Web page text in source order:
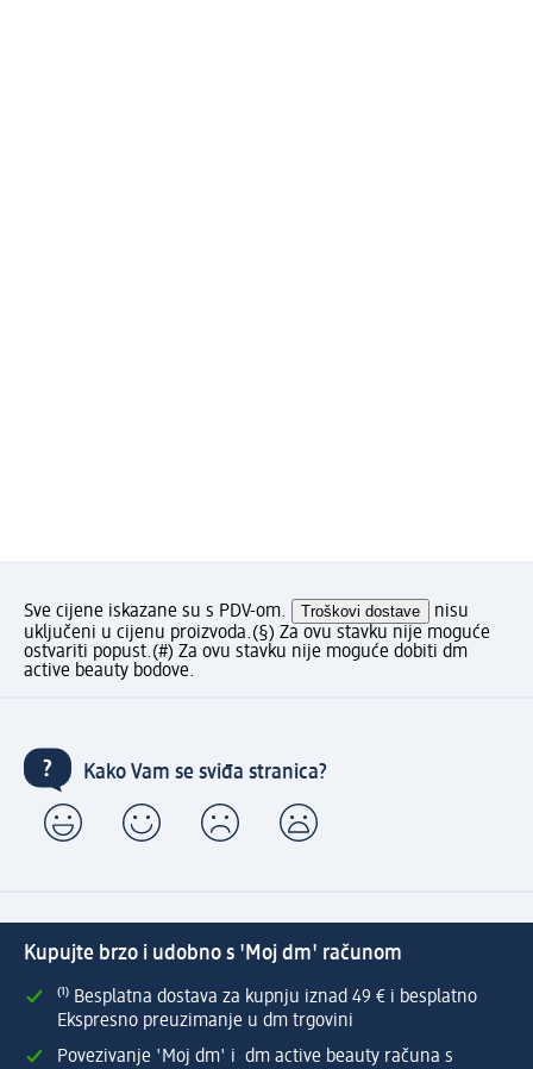
Sve cijene iskazane su s PDV-om. Troškovi dostave
nisu
uključeni u cijenu proizvoda.(§) Za ovu stavku nije moguće
ostvariti popust.(#) Za ovu stavku nije moguće dobiti dm
active beauty bodove.
Kako Vam se sviđa stranica?
Kupujte brzo i udobno s 'Moj dm' računom
⁽¹⁾ Besplatna dostava za kupnju iznad 49 € i besplatno
Ekspresno preuzimanje u dm trgovini
Povezivanje 'Moj dm' i dm active beauty računa s